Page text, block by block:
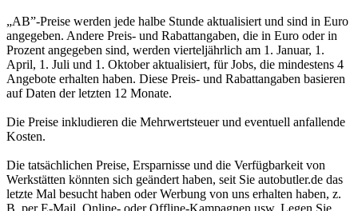
„AB”-Preise werden jede halbe Stunde aktualisiert und sind in Euro
angegeben. Andere Preis- und Rabattangaben, die in Euro oder in
Prozent angegeben sind, werden vierteljährlich am 1. Januar, 1.
April, 1. Juli und 1. Oktober aktualisiert, für Jobs, die mindestens 4
Angebote erhalten haben. Diese Preis- und Rabattangaben basieren
auf Daten der letzten 12 Monate.
Die Preise inkludieren die Mehrwertsteuer und eventuell anfallende
Kosten.
Die tatsächlichen Preise, Ersparnisse und die Verfügbarkeit von
Werkstätten könnten sich geändert haben, seit Sie autobutler.de das
letzte Mal besucht haben oder Werbung von uns erhalten haben, z.
B. per E-Mail, Online- oder Offline-Kampagnen usw. Legen Sie